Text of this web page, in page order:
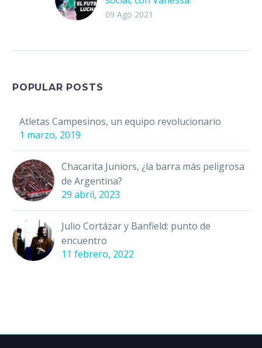
Córdoba
historia de Vanessa…
09 Ago 2021
POPULAR POSTS
Atletas Campesinos, un equipo revolucionario
1 marzo, 2019
Chacarita Juniors, ¿la barra más peligrosa
de Argentina?
29 abril, 2023
Julio Cortázar y Banfield: punto de
encuentro
11 febrero, 2022